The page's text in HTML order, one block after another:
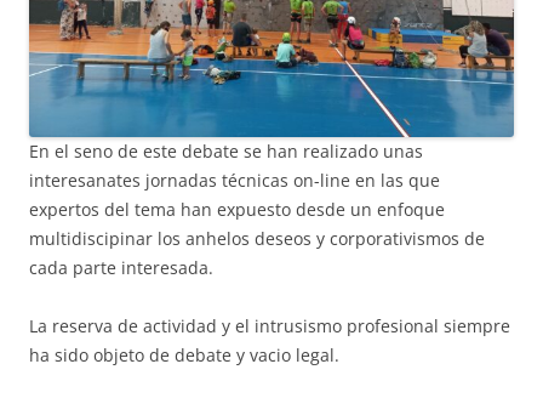
En el seno de este debate se han realizado unas
interesanates jornadas técnicas on-line en las que
expertos del tema han expuesto desde un enfoque
multidiscipinar los anhelos deseos y corporativismos de
cada parte interesada.
La reserva de actividad y el intrusismo profesional siempre
ha sido objeto de debate y vacio legal.